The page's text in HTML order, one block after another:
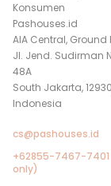
Konsumen
Pashouses.id
AIA Central, Ground
Jl. Jend. Sudirman
48A
South Jakarta,
Indonesia
cs@pashouses.id
+62855-7467-
only)